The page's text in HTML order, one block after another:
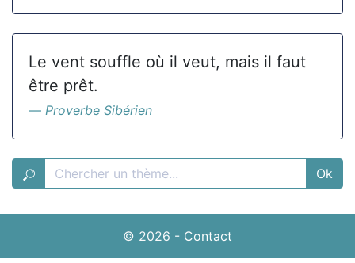
Le vent souffle où il veut, mais il faut
être prêt.
Proverbe Sibérien
Ok
© 2026 - Contact